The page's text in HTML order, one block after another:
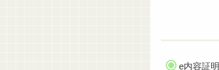
e内容証明